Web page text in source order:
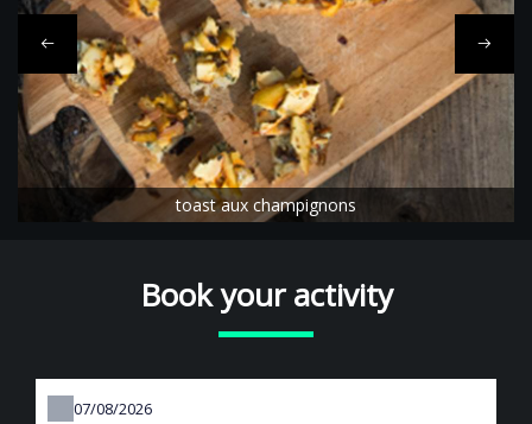
toast aux champignons
Book your activity